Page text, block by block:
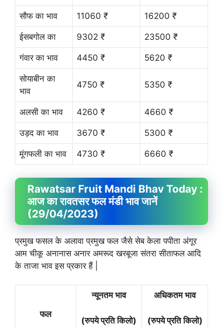
सौफ का भाव 11060 ₹ 16200 ₹
ईसबगोल का 9302 ₹ 23500 ₹
गंवार का भाव 4450 ₹ 5620 ₹
सोयाबीन का
भाव
4750 ₹ 5350 ₹
अलसी का भाव 4260 ₹ 4660 ₹
उड़द का भाव 3670 ₹ 5300 ₹
मूंगफली का भाव 4730 ₹ 6660 ₹
Rawatsar Fruit Mandi Bhav Today :
आज का रावतसर फल मंडी भाव जानें
(29/04/2023)
प्रमुख फसल के अलावा प्रमुख फल जैसे सेब केला पपीता अंगूर
आम चीकू अनानास अनार अमरूद खरबूजा संतरा सीताफल आदि
के ताजा भाव इस प्रकार हैं |
फल
न्यूनतम भाव
(रुपये प्रति किलो)
अधिकतम भाव
(रुपये प्रति किलो)